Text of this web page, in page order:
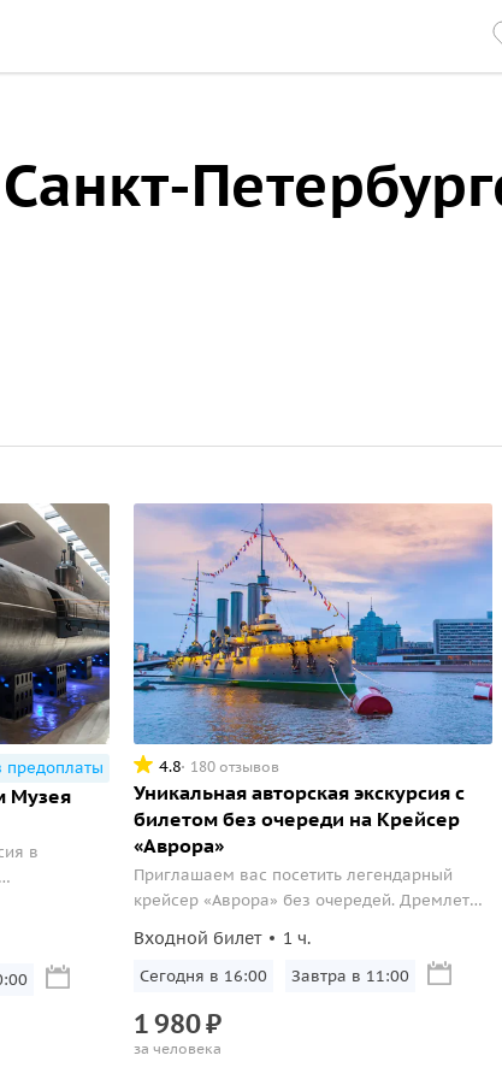
предоплаты
Музея
в
4.8 180 отзывов
Уникальная авторская экскурсия с
билетом без очереди на Крейсер
«Аврора»
Приглашаем вас посетить легендарный
крейсер «Аврора» без очередей. Дремлет
бьет ключом, низкое небо над головой или
высокое солнце в зените — надо подняться
пункт программы каждого гостя города...
Входной билет 1 ч.
Сегодня в 16:00 Завтра в 11:00
1980₽
за человека